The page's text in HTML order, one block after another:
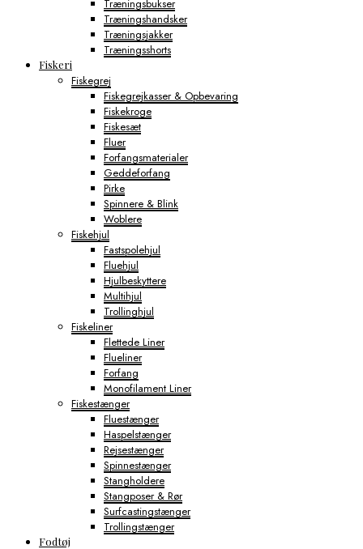
Træningsbukser
Træningshandsker
Træningsjakker
Træningsshorts
Fiskeri
Fiskegrej
Fiskegrejkasser & Opbevaring
Fiskekroge
Fiskesæt
Fluer
Forfangsmaterialer
Geddeforfang
Pirke
Spinnere & Blink
Woblere
Fiskehjul
Fastspolehjul
Fluehjul
Hjulbeskyttere
Multihjul
Trollinghjul
Fiskeliner
Flettede Liner
Flueliner
Forfang
Monofilament Liner
Fiskestænger
Fluestænger
Haspelstænger
Rejsestænger
Spinnestænger
Stangholdere
Stangposer & Rør
Surfcastingstænger
Trollingstænger
Fodtøj